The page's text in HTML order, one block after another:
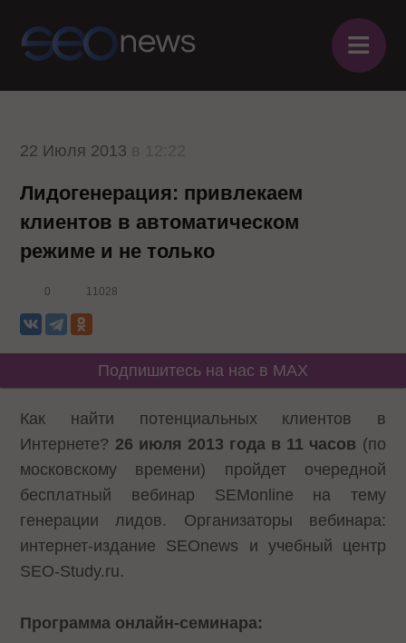
≡
22 Июля 2013
Лидогенерация: привлекаем
клиентов в автоматическом
режиме и не только
0 11028
Подпишитесь на нас в MAX
Как найти потенциальных клиентов в
Интернете? 26 июля 2013 года в 11 часов (по
московскому времени) пройдет очередной
бесплатный вебинар SEMonline на тему
генерации лидов. Организаторы вебинара:
интернет-издание SEOnews и учебный центр
SEO-Study.ru.
Программа онлайн-семинара: